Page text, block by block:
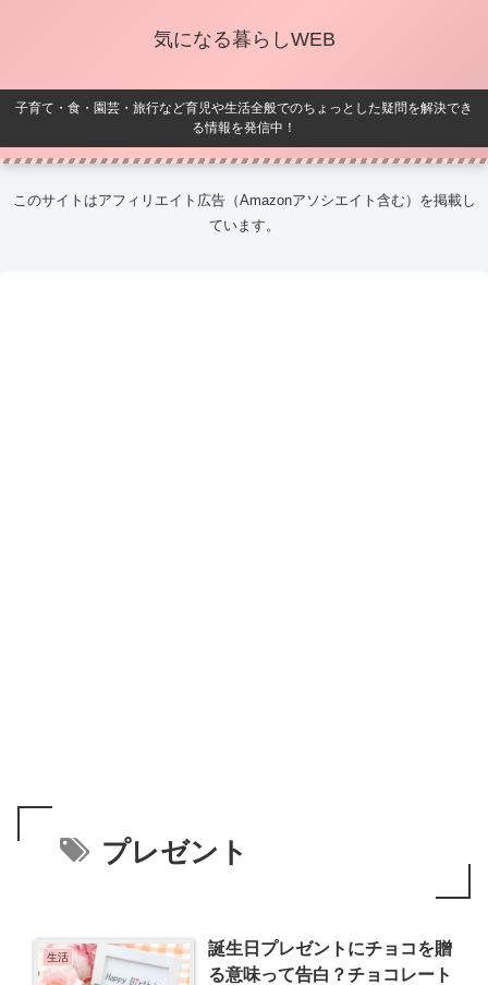
気になる暮らしWEB
子育て・食・園芸・旅行など育児や生活全般でのちょっとした疑問を解決でき
る情報を発信中！
このサイトはアフィリエイト広告（Amazonアソシエイト含む）を掲載し
ています。
プレゼント
生活
誕生日プレゼントにチョコを贈
る意味って告白？チョコレート